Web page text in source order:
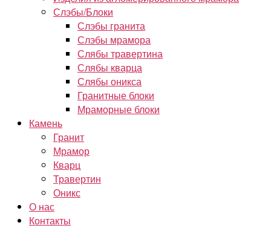
Слэбы/Блоки
Слэбы гранита
Слэбы мрамора
Слябы травертина
Слябы кварца
Слябы оникса
Гранитные блоки
Мраморные блоки
Камень
Гранит
Мрамор
Кварц
Травертин
Оникс
О нас
Контакты